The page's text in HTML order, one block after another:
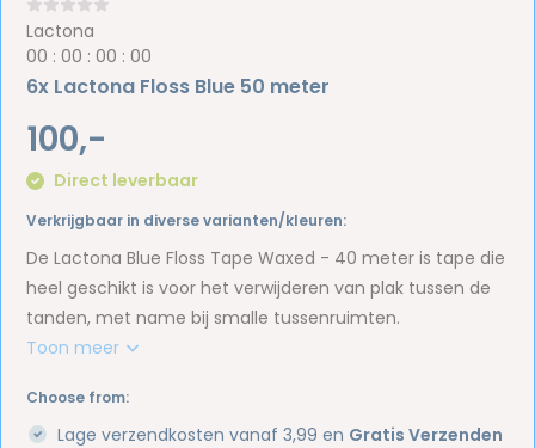
Lactona
00 :00 :00 :00
6x Lactona Floss Blue 50 meter
100,-
Direct leverbaar
Verkrijgbaar in diverse varianten/kleuren:
De Lactona Blue Floss Tape Waxed - 40 meter is tape die
heel geschikt is voor het verwijderen van plak tussen de
tanden, met name bij smalle tussenruimten.
Toon meer
Choose from:
Lage verzendkosten vanaf 3,99 en Gratis Verzenden